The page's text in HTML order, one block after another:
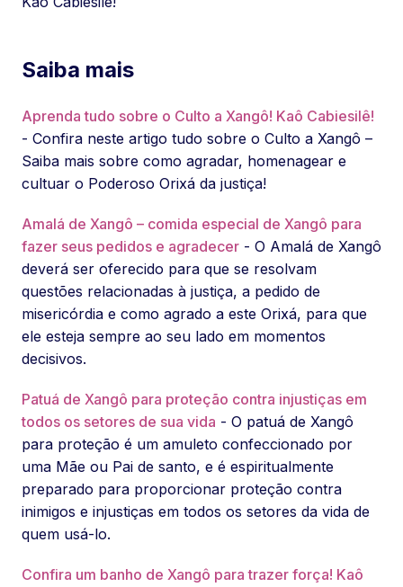
Saiba mais
Aprenda tudo sobre o Culto a Xangô! Kaô Cabiesilê!
- Confira neste artigo tudo sobre o Culto a Xangô –
Saiba mais sobre como agradar, homenagear e
cultuar o Poderoso Orixá da justiça!
Amalá de Xangô – comida especial de Xangô para
fazer seus pedidos e agradecer - O Amalá de Xangô
deverá ser oferecido para que se resolvam
questões relacionadas à justiça, a pedido de
misericórdia e como agrado a este Orixá, para que
ele esteja sempre ao seu lado em momentos
decisivos.
Patuá de Xangô para proteção contra injustiças em
todos os setores de sua vida - O patuá de Xangô
para proteção é um amuleto confeccionado por
uma Mãe ou Pai de santo, e é espiritualmente
preparado para proporcionar proteção contra
inimigos e injustiças em todos os setores da vida de
quem usá-lo.
Confira um banho de Xangô para trazer força! Kaô